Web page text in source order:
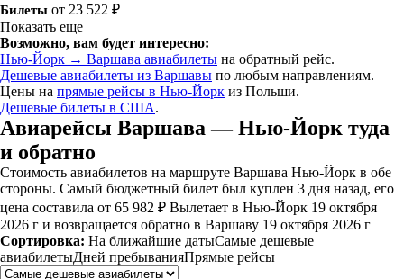
Билеты от 23 522 ₽
Показать еще
Возможно, вам будет интересно:
Нью-Йорк → Варшава авиабилеты на обратный рейс.
Дешевые авиабилеты из Варшавы по любым направлениям.
Цены на прямые рейсы в Нью-Йорк из Польши.
Дешевые билеты в США.
Авиарейсы Варшава — Нью-Йорк туда
и обратно
Стоимость авиабилетов на маршруте Варшава Нью-Йорк в обе
стороны. Самый бюджетный билет был куплен 3 дня назад, его
цена составила от 65 982 ₽ Вылетает в Нью-Йорк 19 октября
2026 г и возвращается обратно в Варшаву 19 октября 2026 г
Сортировка: На ближайшие датыСамые дешевые
авиабилетыДней пребыванияПрямые рейсы